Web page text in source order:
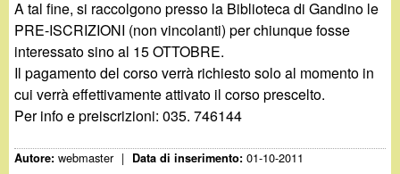
A tal fine, si raccolgono presso la Biblioteca di Gandino le
PRE-ISCRIZIONI (non vincolanti) per chiunque fosse
interessato sino al 15 OTTOBRE.
Il pagamento del corso verrà richiesto solo al momento in
cui verrà effettivamente attivato il corso prescelto.
Per info e preiscrizioni: 035. 746144
Autore:webmaster | Data di inserimento:01-10-2011